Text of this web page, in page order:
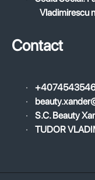
Vladimirescu
Contact
·
·
·
S.C. Beauty
·
TUDOR